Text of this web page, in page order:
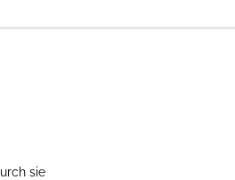
sie